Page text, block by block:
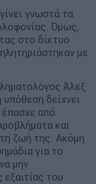
γνωστά τα
Όμως,
στο δίκτυο
με
Άλεξ
δείχνει
έπασχε από
και
τη ζωή της. Ακόμη
για το
μην
του